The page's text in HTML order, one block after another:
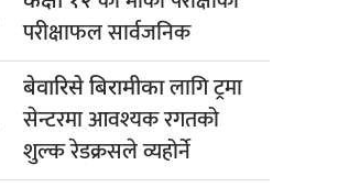
परीक्षाफल सार्वजनिक
बेवारिसे बिरामीकालागि ट्रमा
सेन्टरमा आवश्यक रगतको
शुल्क रेडक्रसले व्यहोर्ने